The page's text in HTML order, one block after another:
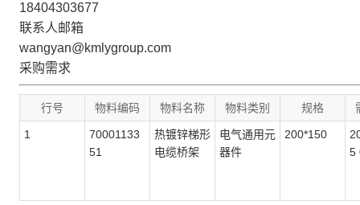
18404303677
联系人邮箱
wangyan@kmlygroup.com
采购需求
行号 物料编码 物料名称 物料类别 规格
1
70001133
51
热镀锌梯形
电缆桥架
电气通用元
器件
200*150
5